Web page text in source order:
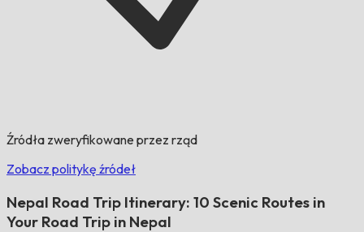
Źródła zweryfikowane przez rząd
Zobacz politykę źródeł
Nepal Road Trip Itinerary: 10 Scenic Routes in
Your Road Trip in Nepal